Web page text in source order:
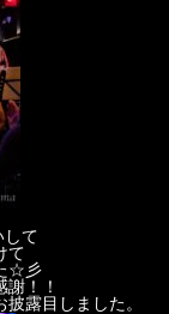
して
て
☆彡
！！
露目しました。